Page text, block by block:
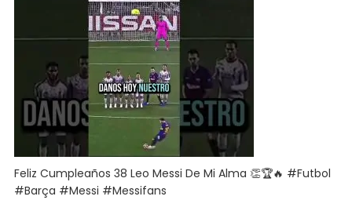
Feliz Cumpleaños 38 Leo Messi De Mi Alma 👏🏆🔥 #futbol
#barça #messi #messifans